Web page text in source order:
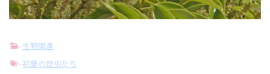
-生物関連
-初夏の昆虫たち